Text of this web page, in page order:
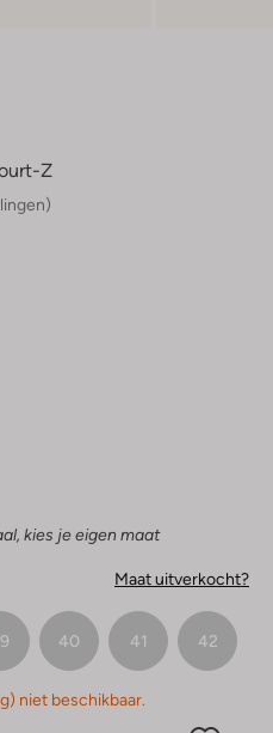
Z
kies je eigen maat
Maat uitverkocht?
40 41 42
niet beschikbaar.